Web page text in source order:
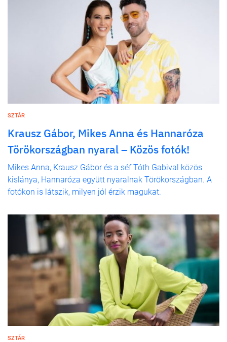
SZTÁR
Krausz Gábor, Mikes Anna és Hannaróza
Törökországban nyaral – Közös fotók!
Mikes Anna, Krausz Gábor és a séf Tóth Gabival közös
kislánya, Hannaróza együtt nyaralnak Törökországban. A
fotókon is látszik, milyen jól érzik magukat.
SZTÁR